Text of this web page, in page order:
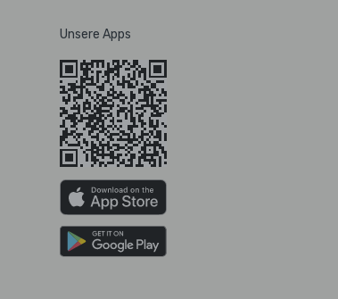
Unsere Apps